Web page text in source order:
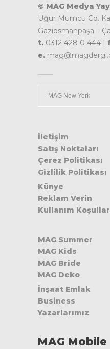
© MAG Medya
Uğur Mumcu Cd.
Gaziosmanpaşa –
t. 0312 428 0 444 |
e.
İletişim
Satış Noktaları
Çerez Politikası
Gizlilik Politikası
Künye
Reklam Verin
Kullanım
MAG Summer
MAG Kids
MAG Bride
MAG Deko
İnşaat Emlak
Business
Yazarlarımız
MAG Mobile